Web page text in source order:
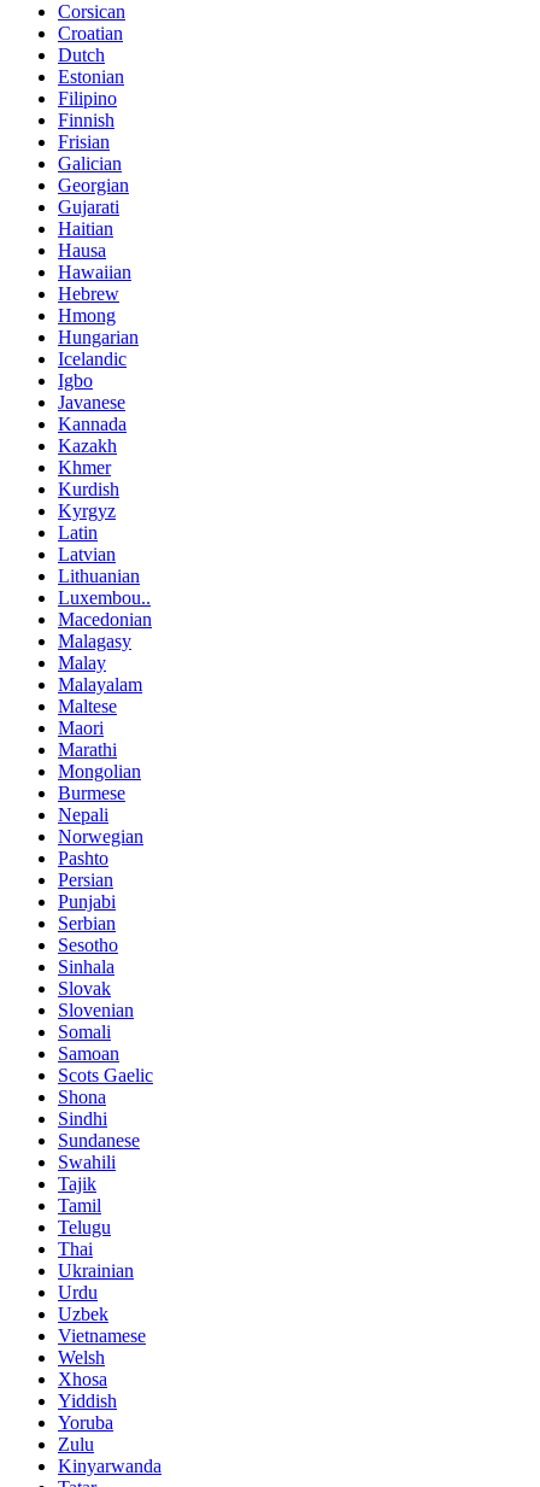
Corsican
Croatian
Dutch
Estonian
Filipino
Finnish
Frisian
Galician
Georgian
Gujarati
Haitian
Hausa
Hawaiian
Hebrew
Hmong
Hungarian
Icelandic
Igbo
Javanese
Kannada
Kazakh
Khmer
Kurdish
Kyrgyz
Latin
Latvian
Lithuanian
Luxembou..
Macedonian
Malagasy
Malay
Malayalam
Maltese
Maori
Marathi
Mongolian
Burmese
Nepali
Norwegian
Pashto
Persian
Punjabi
Serbian
Sesotho
Sinhala
Slovak
Slovenian
Somali
Samoan
Scots Gaelic
Shona
Sindhi
Sundanese
Swahili
Tajik
Tamil
Telugu
Thai
Ukrainian
Urdu
Uzbek
Vietnamese
Welsh
Xhosa
Yiddish
Yoruba
Zulu
Kinyarwanda